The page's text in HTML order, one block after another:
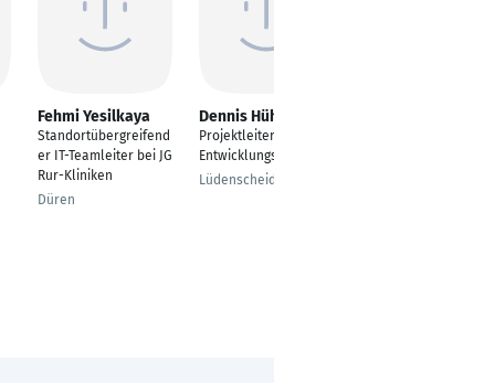
Fehmi Yesilkaya
Standortübergreifend
er IT-Teamleiter bei JG
Rur-Kliniken
Düren
Dennis Hühn
Projektleiter
Entwicklungsprojekte
Lüdenscheid